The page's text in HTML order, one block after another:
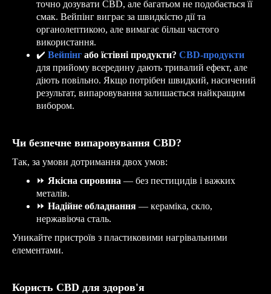
точно дозувати CBD, але багатьом не подобається її
смак. Вейпінг виграє за швидкістю дії та
органолептикою, але вимагає більш частого
використання.
✔ Вейпінг або їстівні продукти? CBD-продукти
для прийому всередину дають тривалий ефект, але
діють повільно. Якщо потрібен швидкий, насичений
результат, випаровування залишається найкращим
вибором.
Чи безпечне випаровування CBD?
Так, за умови дотримання двох умов:
⏩ Якісна сировина — без пестицидів і важких
металів.
⏩ Надійне обладнання — кераміка, скло,
нержавіюча сталь.
Уникайте пристроїв з пластиковими нагрівальними
елементами.
Користь CBD для здоров'я